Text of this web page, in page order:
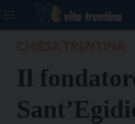
Il